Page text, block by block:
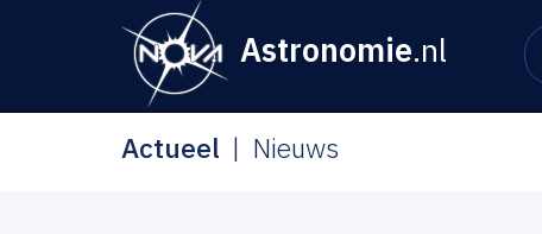
Astronomie.nl
Actueel Nieuws